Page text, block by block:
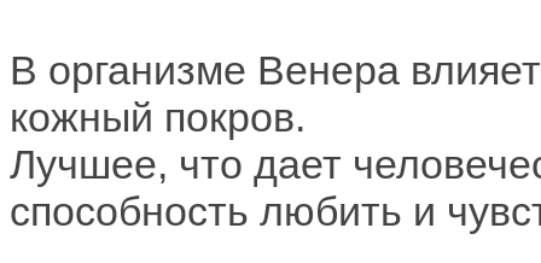
В организме Венера
кожный покров.
Лучшее, что дает
способность любить и